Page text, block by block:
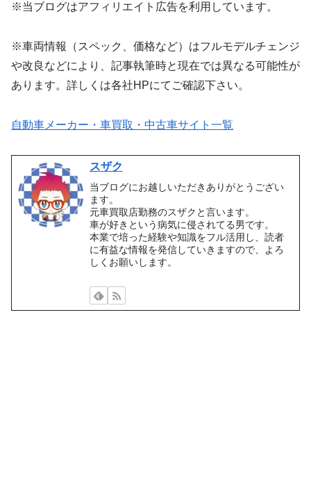
※当ブログはアフィリエイト広告を利用しています。
※車両情報（スペック、価格など）はフルモデルチェンジ
や改良などにより、記事執筆時と現在では異なる可能性が
あります。詳しくは各社HPにてご確認下さい。
自動車メーカー・車買取・中古車サイト一覧
スザク
当ブログにお越しいただきありがとうござい
ます。
元車買取店勤務のスザクと言います。
車が好きという病気に侵されてる男です。
本業で培った経験や知識をフル活用し、読者
に有益な情報を発信していきますので、よろ
しくお願いします。